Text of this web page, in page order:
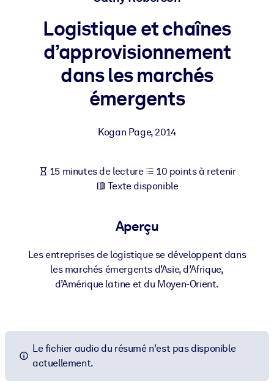
PAR SYSTÈME
Pour LMS/LXP
Intégrez des connaissances vérifiées et concises dans votre
LMS/LXP pour de meilleurs résultats d'apprentissage.
Pour bibliothèques d'entreprise
Enrichissez votre bibliothèque d'entreprise avec des
Pour les systèmes d’IA
Alimentez vos systèmes d'IA avec des connaissances fiables et
Logistique et chaînes
d’approvisionnement
dans les marchés
émergents
Kogan Page,2014
15 minutes de lecture
10 points à retenir
Texte disponible
Aperçu
Les entreprises de logistique se développent dans
les marchés émergents d’Asie, d’Afrique,
d’Amérique latine et du Moyen-Orient.
Le fichier audio du résumé n'est pas disponible
actuellement.